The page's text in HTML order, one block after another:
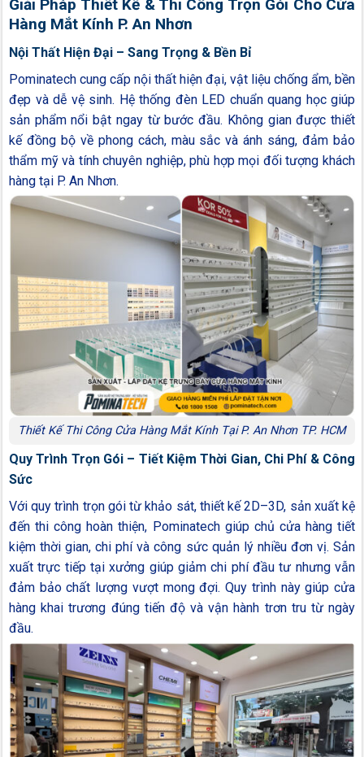
Giải Pháp Thiết Kế & Thi Công Trọn Gói Cho Cửa
Hàng Mắt Kính P. An Nhơn
Nội Thất Hiện Đại – Sang Trọng & Bền Bỉ
Pominatech cung cấp nội thất hiện đại, vật liệu chống ẩm, bền
đẹp và dễ vệ sinh. Hệ thống đèn LED chuẩn quang học giúp
sản phẩm nổi bật ngay từ bước đầu. Không gian được thiết
kế đồng bộ về phong cách, màu sắc và ánh sáng, đảm bảo
thẩm mỹ và tính chuyên nghiệp, phù hợp mọi đối tượng khách
hàng tại P. An Nhơn.
Thiết Kế Thi Công Cửa Hàng Mắt Kính Tại P. An Nhơn TP. HCM
Quy Trình Trọn Gói – Tiết Kiệm Thời Gian, Chi Phí & Công
Sức
Với quy trình trọn gói từ khảo sát, thiết kế 2D–3D, sản xuất kệ
đến thi công hoàn thiện, Pominatech giúp chủ cửa hàng tiết
kiệm thời gian, chi phí và công sức quản lý nhiều đơn vị. Sản
xuất trực tiếp tại xưởng giúp giảm chi phí đầu tư nhưng vẫn
đảm bảo chất lượng vượt mong đợi. Quy trình này giúp cửa
hàng khai trương đúng tiến độ và vận hành trơn tru từ ngày
đầu.